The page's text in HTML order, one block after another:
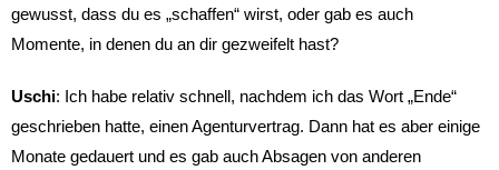
gewusst, dass du es „schaffen“ wirst, oder gab es auch
Momente, in denen du an dir gezweifelt hast?
Uschi: Ich habe relativ schnell, nachdem ich das Wort „Ende“
geschrieben hatte, einen Agenturvertrag. Dann hat es aber einige
Monate gedauert und es gab auch Absagen von anderen